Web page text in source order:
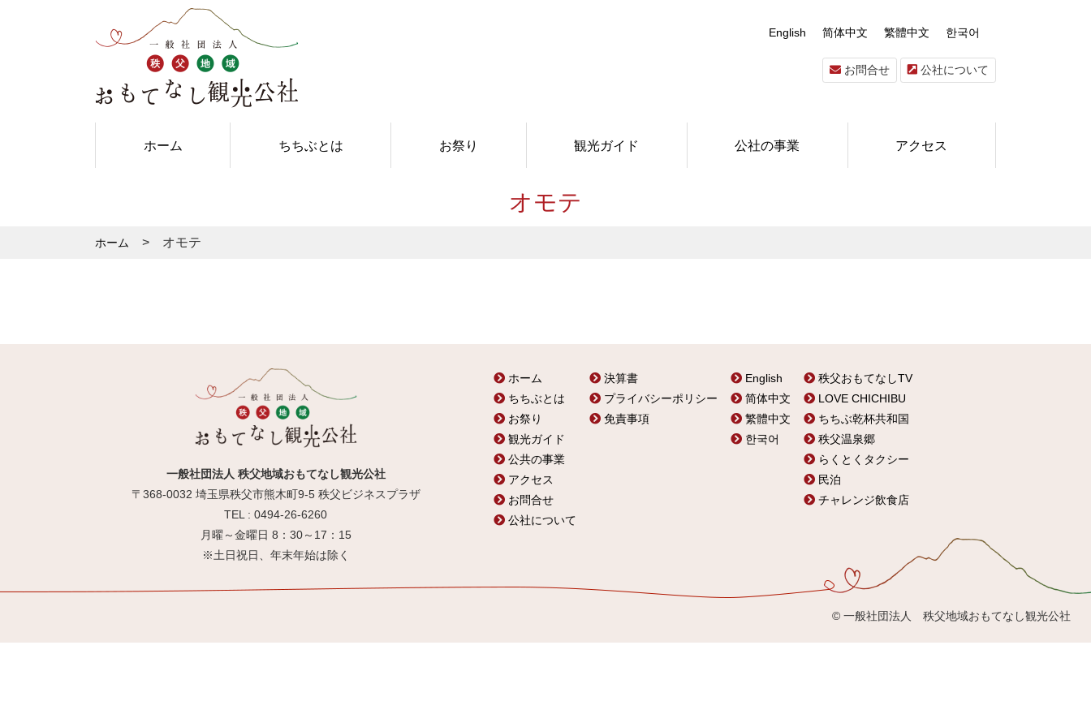
English 简体中文 繁體中文 한국어
お問合せ 公社について
ホーム ちちぶとは お祭り 観光ガイド 公社の事業 アクセス
オモテ
ホーム オモテ
一般社団法人 秩父地域おもてなし観光公社
〒368-0032 埼玉県秩父市熊木町9-5 秩父ビジネスプラザ
TEL : 0494-26-6260
月曜～金曜日 8：30～17：15
※土日祝日、年末年始は除く
ホーム
ちちぶとは
お祭り
観光ガイド
公共の事業
アクセス
お問合せ
公社について
決算書
プライバシーポリシー
免責事項
English
简体中文
繁體中文
한국어
秩父おもてなしTV
LOVE CHICHIBU
ちちぶ乾杯共和国
秩父温泉郷
らくとくタクシー
民泊
チャレンジ飲食店
© 一般社団法人 秩父地域おもてなし観光公社